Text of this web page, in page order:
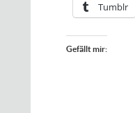
Tumblr
Gefällt mir: